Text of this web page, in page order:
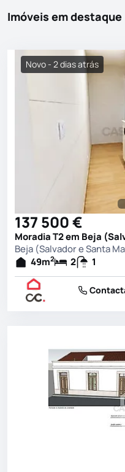
Imóveis em destaque
Novo - 2 dias atrás
137 500 €
Beja (Salvador e Santa
49m2 2 1